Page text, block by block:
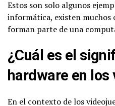
Estos son solo algunos
informática, existen muchos
forman parte de una
¿Cuál es el
hardware en los
En el contexto de los